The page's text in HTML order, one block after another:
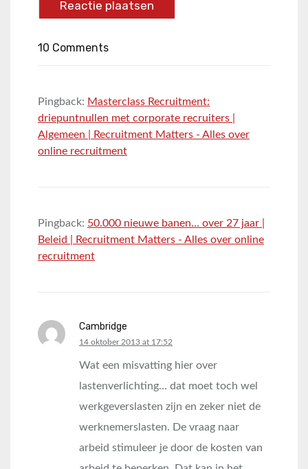
10 Comments
Pingback: Masterclass Recruitment:
driepuntnullen met corporate recruiters |
Algemeen | Recruitment Matters - Alles over
online recruitment
Pingback: 50.000 nieuwe banen… over 27 jaar |
Beleid | Recruitment Matters - Alles over online
recruitment
Cambridge
says:
14 oktober 2013 at 17:52
Wat een misvatting hier over
lastenverlichting… dat moet toch wel
werkgeverslasten zijn en zeker niet de
werknemerslasten. De vraag naar
arbeid stimuleer je door de kosten van